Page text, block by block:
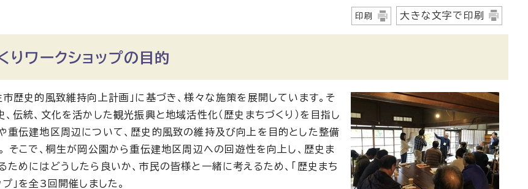
印刷 大きな文字で印刷
りワークショップの目的
市歴史的風致維持向上計画」に基づき、様々な施策を展開しています。そ
、伝統、文化を活かした観光振興と地域活性化（歴史まちづくり）を目指し
重伝建地区周辺について、歴史的風致の維持及び向上を目的とした整備
そこで、桐生が岡公園から重伝建地区周辺への回遊性を向上し、歴史ま
ためにはどうしたら良いか、市民の皆様と一緒に考えるため、「歴史まち
」を全3回開催しました。